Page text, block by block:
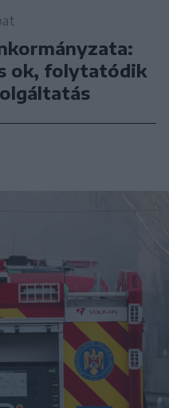
ok, folytatódik